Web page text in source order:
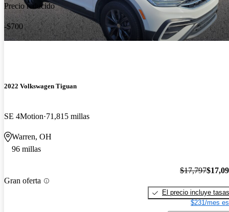
Precio reducido
-$700
2022 Volkswagen Tiguan
SE 4Motion 71,815 millas
Warren, OH
96 millas
Gran oferta
$17,797
El precio incluye tasas
$231/mes